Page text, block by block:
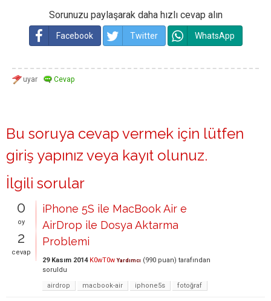
Sorunuzu paylaşarak daha hızlı cevap alın
Facebook Twitter WhatsApp
Bu soruya cevap vermek için lütfen
giriş yapınız veya kayıt olunuz.
İlgili sorular
0
oy
2
cevap
iPhone 5S ile MacBook Air e
AirDrop ile Dosya Aktarma
Problemi
29 Kasım 2014 K0wT0w Yardımcı (990 puan) tarafından
soruldu
airdrop
macbook-air iphone5s fotoğraf